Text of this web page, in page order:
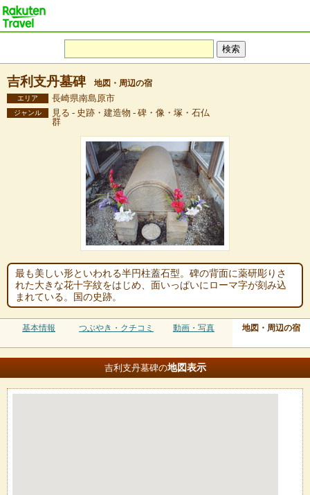
吉利支丹墓碑 地図・周辺の宿
エリア 長崎県南島原市
ジャンル
見る - 史跡・建造物 - 碑・像・塚・石仏
群
最も美しい形といわれる半円柱蓋石型。碑の背面に薬研彫りさ
れた大きな花十字紋をはじめ、面いっぱいにローマ字が刻み込
まれている。国の史跡。
基本情報 つぶやき・クチコミ 動画・写真 地図・周辺の宿
吉利支丹墓碑の地図表示